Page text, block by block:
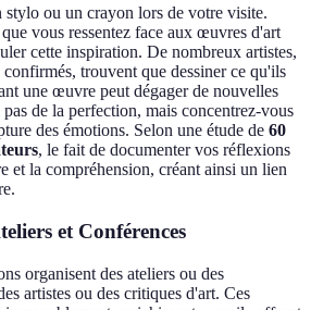
stylo ou un crayon lors de votre visite.
vous ressentez face aux œuvres d'art
cette inspiration. De nombreux artistes,
trouvent que dessiner ce qu'ils
une œuvre peut dégager de nouvelles
de la perfection, mais concentrez-vous
des émotions. Selon une étude de 60
, le fait de documenter vos réflexions
et la compréhension, créant ainsi un lien
et Conférences
organisent des ateliers ou des
artistes ou des critiques d'art. Ces